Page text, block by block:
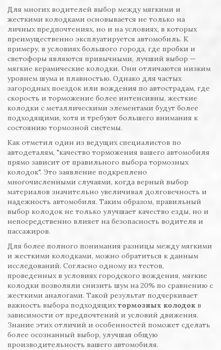
Для многих водителей выбор между мягкими и
жесткими колодками основывается не только на
личных предпочтениях, но и на условиях, в которых
преимущественно эксплуатируется автомобиль. К
примеру, в условиях большого города, где пробки и
светофоры являются привычными, лучший выбор —
мягкие керамические колодки. Они отличаются низким
уровнем шума и плавностью. Однако для частых
загородных поездок или вождения по автострадам, где
скорость и торможение более интенсивны, жесткие
колодки с металлическими элементами будут более
подходящими, хотя и требуют большего внимания к
состоянию тормозной системы.
Как отметил один из ведущих специалистов по
автодеталям, "качество торможения вашего автомобиля
прямо зависит от правильного выбора тормозных
колодок". Это заявление подкреплено
многочисленными случаями, когда верный выбор
материалов значительно увеличивал долговечность и
надежность автомобиля. Таким образом, правильный
выбор колодок не только улучшает качество езды, но и
непосредственно влияет на безопасность водителя и
пассажиров.
Для более полного понимания разницы между мягкими
и жесткими колодками, можно обратиться к данным
исследований. Согласно одному из тестов,
проведенных в условиях городского вождения, мягкие
колодки позволяли снизить шум на 20% по сравнению с
жесткими аналогами. Такой результат подчеркивает
важность выбора подходящих тормозных колодок в
зависимости от предпочтений и условий движения.
Знание этих отличий и особенностей поможет сделать
более осознанный выбор, улучшая общую
производительность вашего автомобиля.